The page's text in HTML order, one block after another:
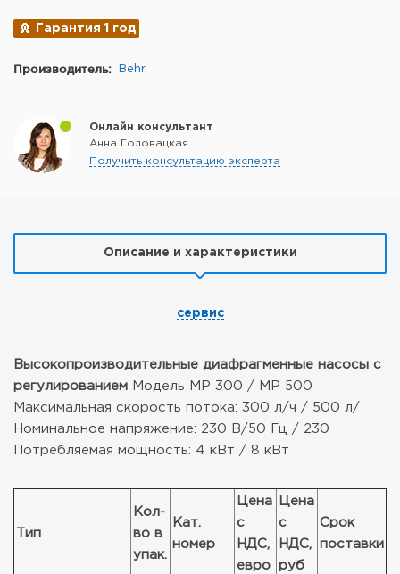
Гарантия 1 год
Производитель: Behr
Онлайн консультант
Анна Головацкая
Получить консультацию эксперта
Описание и характеристики
сервис
Высокопроизводительные диафрагменные насосы с
регулированием Модель MP 300 / MP 500
Максимальная скорость потока: 300 л/ч / 500 л/
Номинальное напряжение: 230 В/50 Гц / 230
Потребляемая мощность: 4 кВт / 8 кВт
Тип
Кол-
во в
упак.
Кат.
номер
Цена
с
НДС,
евро
Цена
с
НДС,
руб
Срок
поставки